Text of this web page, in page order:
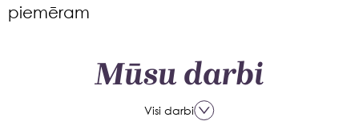
piemēram
Mūsu darbi
Visi darbi